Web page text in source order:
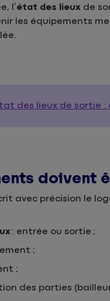
l’état des lieux de
les équipements
des lieux de sortie :
doivent
avec précision le
: entrée ou sortie ;
;
;
des parties